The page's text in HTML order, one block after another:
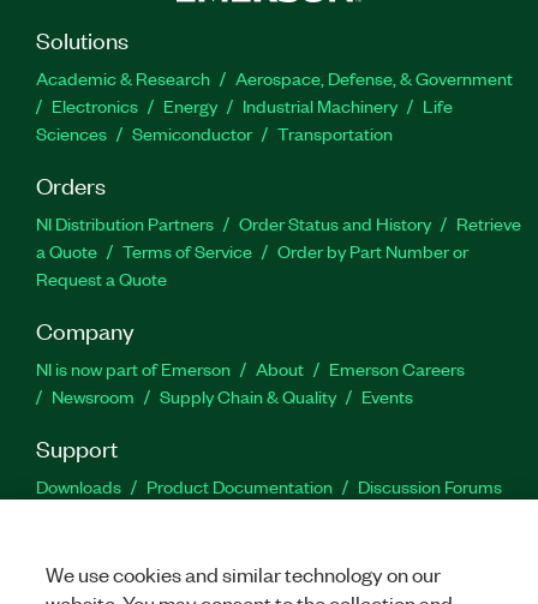
Solutions
Academic & Research
Aerospace, Defense, & Government
Electronics
Energy Industrial Machinery
Life
Sciences
Semiconductor Transportation
Orders
NI Distribution Partners Order Status and History
Retrieve
a Quote
Terms of Service
Order by Part Number or
Request a Quote
Company
NI is now part of Emerson About
Emerson Careers
Newsroom
Supply Chain & Quality Events
Support
Downloads Product Documentation
Discussion Forums
We use cookies and similar technology on our